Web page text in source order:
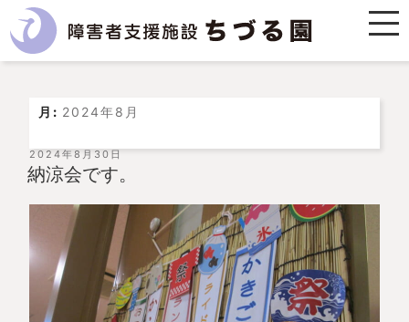
月: 2024年8月
投
稿
日:
2024年8月30日
納涼会です。